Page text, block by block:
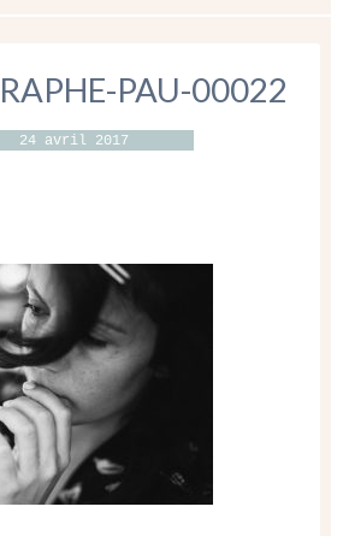
PAU-00022
24 avril 2017